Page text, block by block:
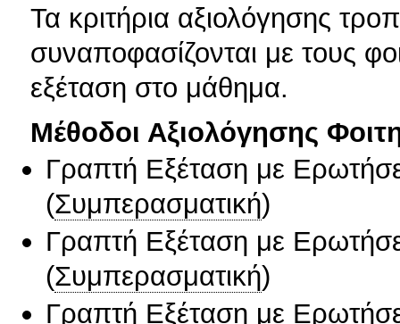
Τα κριτήρια αξιολόγησης
συναποφασίζονται με τους
εξέταση στο μάθημα.
Μέθοδοι Αξιολόγησης
Γραπτή Εξέταση με
(Συμπερασματική)
Γραπτή Εξέταση με
(Συμπερασματική)
Γραπτή Εξέταση με